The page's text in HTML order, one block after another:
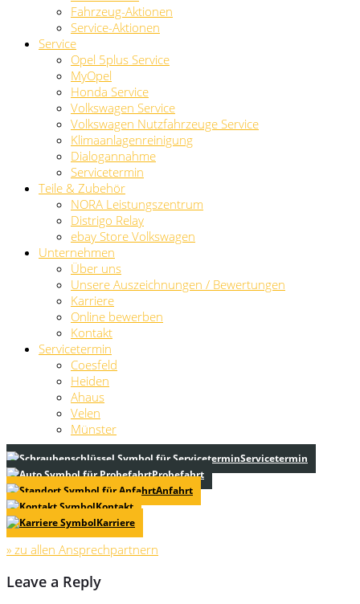
Fahrzeug-Aktionen
Service-Aktionen
Service
Opel 5plus Service
MyOpel
Honda Service
Volkswagen Service
Volkswagen Nutzfahrzeuge Service
Klimaanlagenreinigung
Dialogannahme
Servicetermin
Teile & Zubehör
NORA Leistungszentrum
Distrigo Relay
ebay Store Volkswagen
Unternehmen
Über uns
Unsere Auszeichnungen / Bewertungen
Karriere
Online bewerben
Kontakt
Servicetermin
Coesfeld
Heiden
Ahaus
Velen
Münster
Servicetermin
Probefahrt
Anfahrt
Kontakt
Karriere
» zu allen Ansprechpartnern
Leave a Reply